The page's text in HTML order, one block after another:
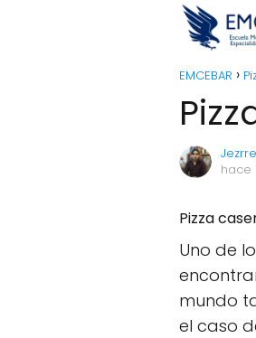
EMCEBAR
hace
Pizza
Uno de
mundo
el caso